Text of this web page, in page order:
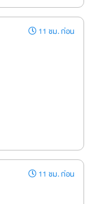
11 ชม. ก่อน
11 ชม. ก่อน